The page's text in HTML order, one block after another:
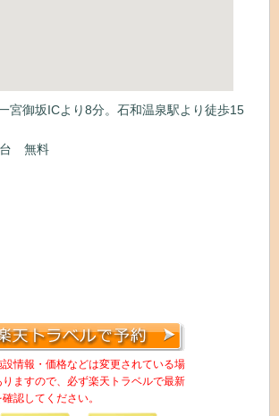
宮御坂ICより8分。石和温泉駅より徒歩15
無料
設情報・価格などは変更されている場
りますので、必ず楽天トラベルで最新
認してください。